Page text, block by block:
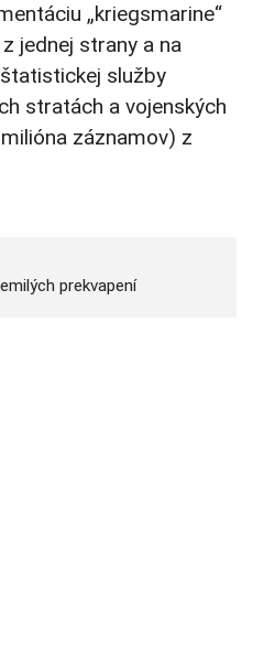
„kriegsmarine“
jednej strany a na
služby
stratách a vojenských
záznamov) z
prekvapení